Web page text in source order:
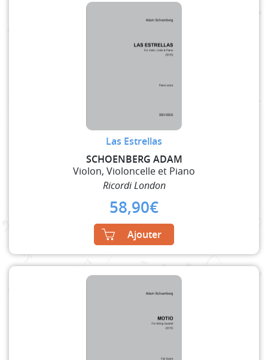
Las Estrellas
SCHOENBERG ADAM
Violon, Violoncelle et Piano
Ricordi London
58,90€
Ajouter